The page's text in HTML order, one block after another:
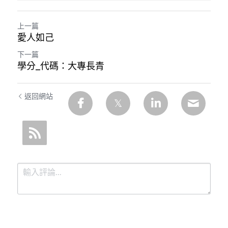
上一篇
愛人如己
下一篇
學分_代碼：大專長青
返回網站